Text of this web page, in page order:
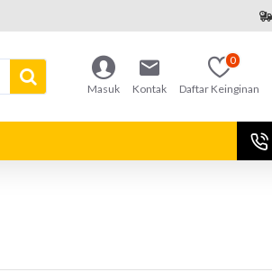
Masuk Kontak Daftar Keinginan
0